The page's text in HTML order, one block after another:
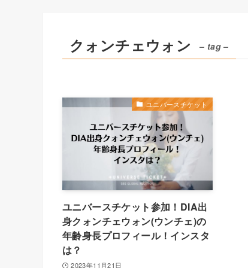
クォンチェウォン – tag –
ユニバースチケット
ユニバースチケット参加！DIA出
身クォンチェウォン(ウンチェ)の
年齢身長プロフィール！インスタ
は？
2023年11月21日